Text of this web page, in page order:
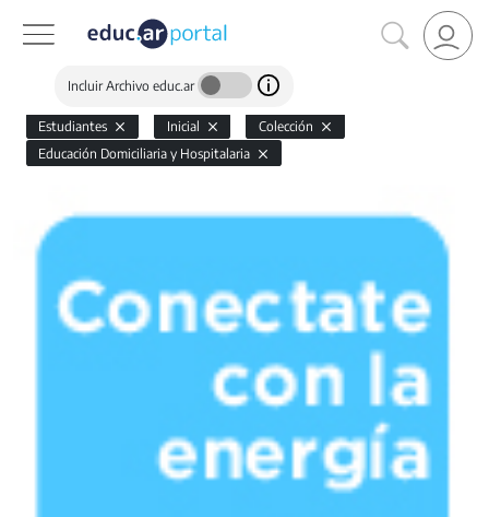
Incluir Archivo educ.ar
Estudiantes Inicial
Colección
Educación Domiciliaria y Hospitalaria